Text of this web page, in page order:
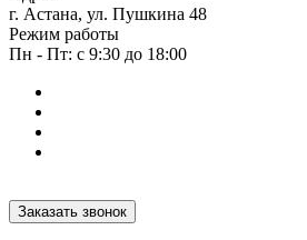
г. Астана, ул. Пушкина 48
Режим работы
Пн - Пт: с 9:30 до 18:00
Заказать звонок